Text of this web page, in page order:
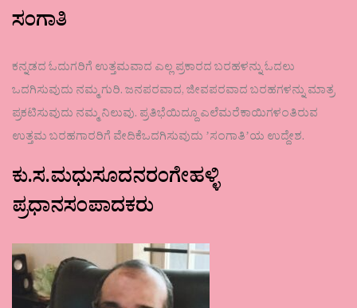
ಸಂಗಾತಿ
ಕನ್ನಡದ ಓದುಗರಿಗೆ ಉತ್ತಮವಾದ ಎಲ್ಲ ಪ್ರಕಾರದ ಬರಹಳನ್ನು ಓದಲು
ಒದಗಿಸುವುದು ನಮ್ಮ ಗುರಿ. ಜನಪರವಾದ, ಜೀವಪರವಾದ ಬರಹಗಳನ್ನು ಮಾತ್ರ
ಪ್ರಕಟಿಸುವುದು ನಮ್ಮ ನಿಲುವು. ಪ್ರತಿಭೆಯಿದ್ದೂ ಎಲೆಮರೆಕಾಯಿಗಳಂತಿರುವ
ಉತ್ತಮ ಬರಹಗಾರರಿಗೆ ವೇದಿಕೆಒದಗಿಸುವುದು ʼಸಂಗಾತಿʼಯ ಉದ್ದೇಶ.
ಕು.ಸ.ಮಧುಸೂದನರಂಗೇಹಳ್ಳಿ
ಪ್ರಧಾನಸಂಪಾದಕರು